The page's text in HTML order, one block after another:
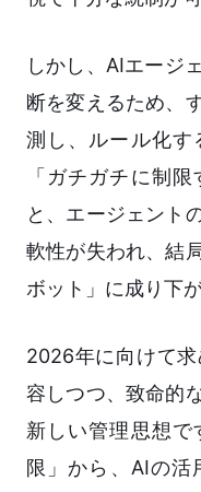
しかし、AIエージ
断を変えるため、
測し、ルール化す
「ガチガチに制
と、エージェント
軟性が失われ、結
ボット」に成り下
2026年に向けて
容しつつ、致命的
新しい管理思想で
限」から、AIの活